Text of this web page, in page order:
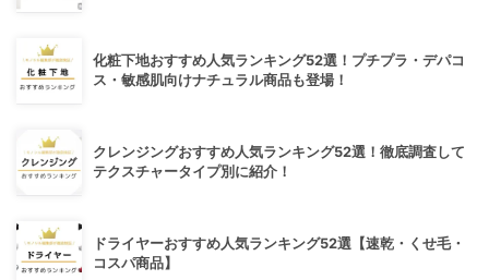
化粧下地おすすめ人気ランキング52選！プチプラ・デパコ
ス・敏感肌向けナチュラル商品も登場！
クレンジングおすすめ人気ランキング52選！徹底調査して
テクスチャータイプ別に紹介！
ドライヤーおすすめ人気ランキング52選【速乾・くせ毛・
コスパ商品】